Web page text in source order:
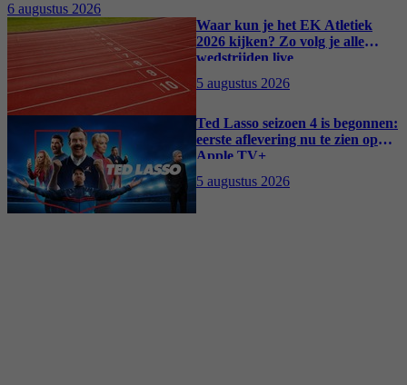
6 augustus 2026
Waar kun je het EK Atletiek
2026 kijken? Zo volg je alle
wedstrijden live
5 augustus 2026
Ted Lasso seizoen 4 is begonnen:
eerste aflevering nu te zien op
Apple TV+
5 augustus 2026